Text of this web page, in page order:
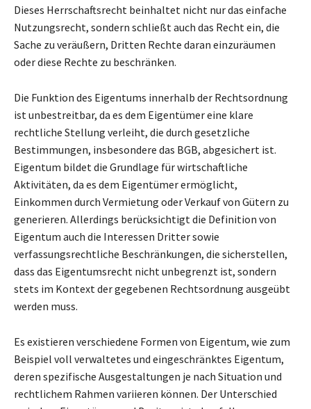
Dieses Herrschaftsrecht beinhaltet nicht nur das einfache
Nutzungsrecht, sondern schließt auch das Recht ein, die
Sache zu veräußern, Dritten Rechte daran einzuräumen
oder diese Rechte zu beschränken.
Die Funktion des Eigentums innerhalb der Rechtsordnung
ist unbestreitbar, da es dem Eigentümer eine klare
rechtliche Stellung verleiht, die durch gesetzliche
Bestimmungen, insbesondere das BGB, abgesichert ist.
Eigentum bildet die Grundlage für wirtschaftliche
Aktivitäten, da es dem Eigentümer ermöglicht,
Einkommen durch Vermietung oder Verkauf von Gütern zu
generieren. Allerdings berücksichtigt die Definition von
Eigentum auch die Interessen Dritter sowie
verfassungsrechtliche Beschränkungen, die sicherstellen,
dass das Eigentumsrecht nicht unbegrenzt ist, sondern
stets im Kontext der gegebenen Rechtsordnung ausgeübt
werden muss.
Es existieren verschiedene Formen von Eigentum, wie zum
Beispiel voll verwaltetes und eingeschränktes Eigentum,
deren spezifische Ausgestaltungen je nach Situation und
rechtlichem Rahmen variieren können. Der Unterschied